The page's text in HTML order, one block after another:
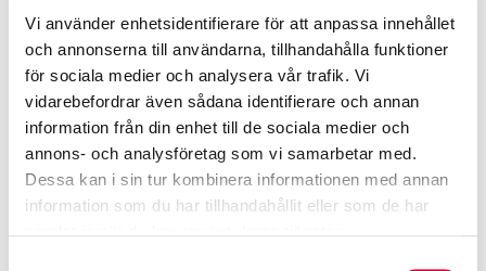
Vi använder enhetsidentifierare för att anpassa innehållet
och annonserna till användarna, tillhandahålla funktioner
för sociala medier och analysera vår trafik. Vi
vidarebefordrar även sådana identifierare och annan
information från din enhet till de sociala medier och
annons- och analysföretag som vi samarbetar med.
Dessa kan i sin tur kombinera informationen med annan
information som du har tillhandahållit eller som de har